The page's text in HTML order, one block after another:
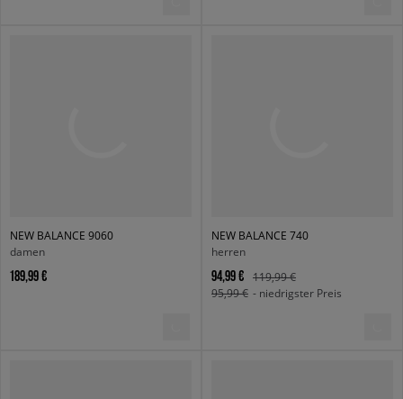
NEW BALANCE 9060
damen
189,99 €
NEW BALANCE 740
herren
94,99 €
119,99 €
95,99 € - niedrigster Preis